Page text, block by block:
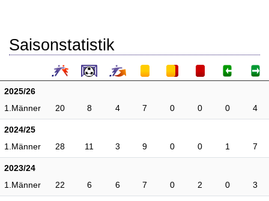
Saisonstatistik
2025/26
1.Männer
20 8 4 7 0 0 0 4
2024/25
1.Männer
28 11 3 9 0 0 1 7
2023/24
1.Männer
22 6 6 7 0 2 0 3